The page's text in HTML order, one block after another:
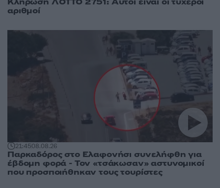
αριθμοί
21:4508.08.26
Παρκαδόρος στο Ελαφονήσι συνελήφθη για
έβδομη φορά - Τον «τσάκωσαν» αστυνομικοί
που προσποιήθηκαν τους τουρίστες